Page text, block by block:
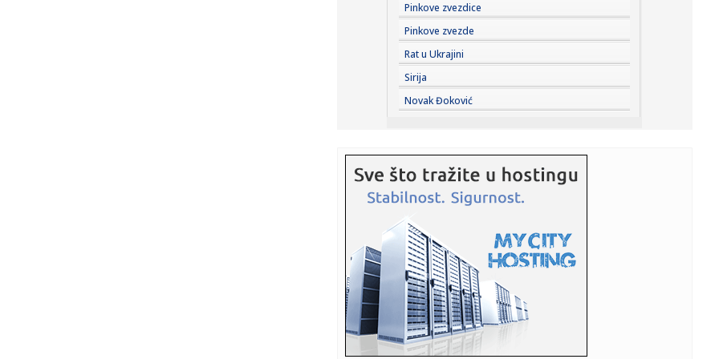
23:22:KAKVA PORUKA PRED NASTAVAK SEZONE: Srbija nadigrala
Rusiju posle ...
23:21:Nestao nakit vrijedan 10.000 evra: Snimak otkrio krajnje
neobičn...
23:21:Krvoproliće u Gracu: Turčin izbo muškarca iz BiH i još
dvojic...
23:21: Pucano na vilu bogatog srpskog trgovca nekretninama u
Minhenu
23:21:
može biti o...
23:21:Teška saobraćajka u Prijedoru: Povrijeđen vozač motora
23:21:U Zvorniku nastupali guslari iz Srbije, Crne Gore i
Republike Srp...
23:21:Burna noć u Vitezu i Novom Travniku: Eksplozivna naprava
Pinkove zvezdice
Pinkove zvezde
Rat u Ukrajini
Sirija
Novak Đoković